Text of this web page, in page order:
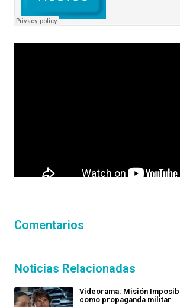
Comentarios
Noticias Relacionadas
Videorama: Misión
como propaganda militar